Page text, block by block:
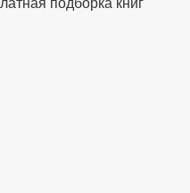
подборка книг